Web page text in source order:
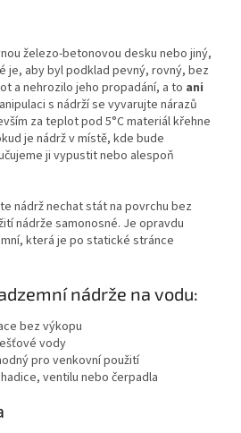
železo-betonovou desku nebo jiný,
je, aby byl podklad pevný, rovný, bez
a nehrozilo jeho propadání, a to ani
s nádrží se vyvarujte nárazů
za teplot pod 5°C materiál křehne
je nádrž v místě, kde bude
ji vypustit nebo alespoň
nádrž nechat stát na povrchu bez
nádrže samonosné. Je opravdu
která je po statické stránce
nádrže na vodu:
bez výkopu
vody
pro venkovní použití
ventilu nebo čerpadla